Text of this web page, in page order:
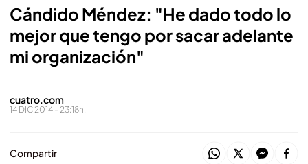
Cándido Méndez: "He dado todo lo
mejor que tengo por sacar adelante
mi organización"
cuatro.com
14 DIC 2014 - 23:18h.
Compartir